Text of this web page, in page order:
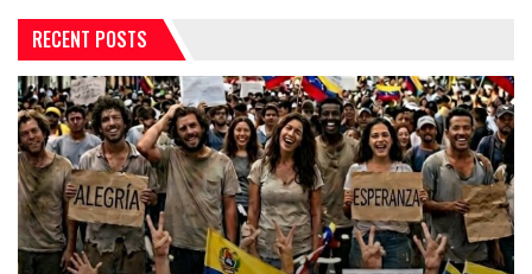
RECENT POSTS